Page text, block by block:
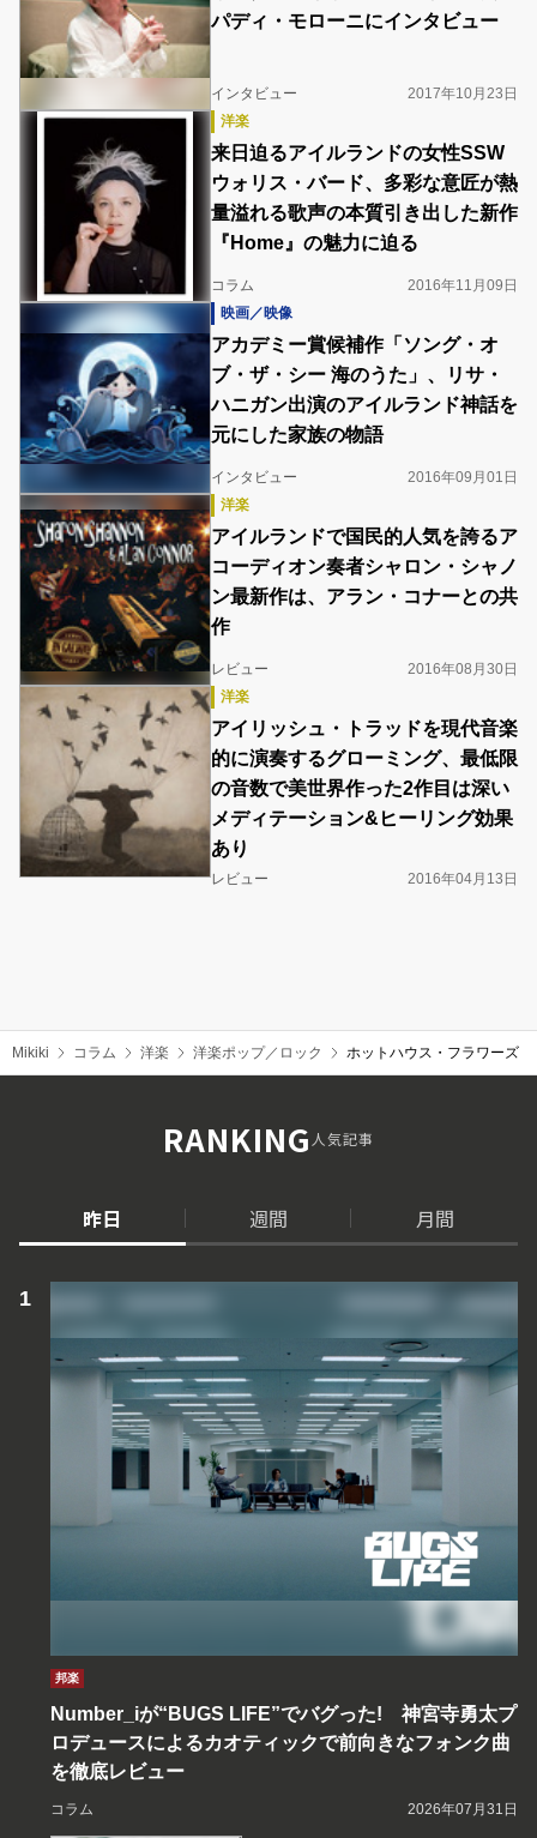
パディ・モローニにインタビュー
インタビュー
2017年10月23日
洋楽
来日迫るアイルランドの女性SSW
ウォリス・バード、多彩な意匠が熱
量溢れる歌声の本質引き出した新作
『Home』の魅力に迫る
コラム
2016年11月09日
映画／映像
アカデミー賞候補作「ソング・オ
ブ・ザ・シー 海のうた」、リサ・
ハニガン出演のアイルランド神話を
元にした家族の物語
インタビュー
2016年09月01日
洋楽
アイルランドで国民的人気を誇るア
コーディオン奏者シャロン・シャノ
ン最新作は、アラン・コナーとの共
作
レビュー
2016年08月30日
洋楽
アイリッシュ・トラッドを現代音楽
的に演奏するグローミング、最低限
の音数で美世界作った2作目は深い
メディテーション&ヒーリング効果
あり
レビュー 2016年04月13日
Mikiki コラム 洋楽 洋楽ポップ／ロック ホットハウス・フラワーズ
RANKING人気記事
昨日 週間 月間
邦楽
Number_iが“BUGS LIFE”でバグった! 神宮寺勇太プ
ロデュースによるカオティックで前向きなフォンク曲
を徹底レビュー
コラム 2026年07月31日